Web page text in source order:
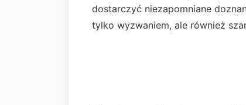
dostarczyć niezapomniane
tylko wyzwaniem, ale również